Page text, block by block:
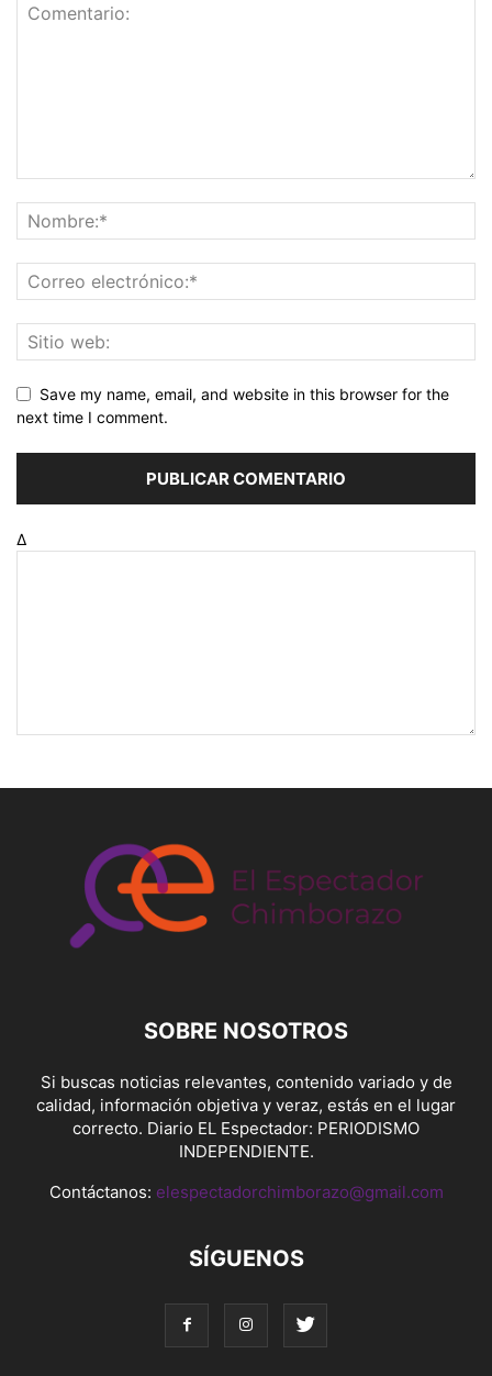
Save my name, email, and website in this browser for the
next time I comment.
Δ
SOBRE NOSOTROS
Si buscas noticias relevantes, contenido variado y de
calidad, información objetiva y veraz, estás en el lugar
correcto. Diario EL Espectador: PERIODISMO
INDEPENDIENTE.
Contáctanos: elespectadorchimborazo@gmail.com
SÍGUENOS